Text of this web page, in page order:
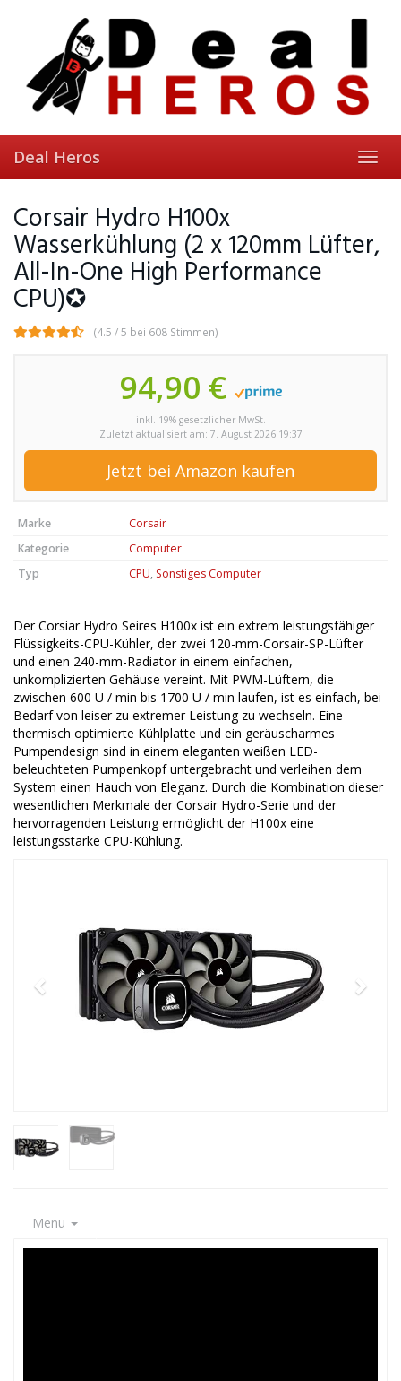
Deal Heros
Corsair Hydro H100x
Wasserkühlung (2 x 120mm Lüfter,
All-In-One High Performance
CPU)✪
(4.5 / 5 bei 608 Stimmen)
94,90 €
inkl. 19% gesetzlicher MwSt.
Zuletzt aktualisiert am: 7. August 2026 19:37
Jetzt bei Amazon kaufen
Marke
Corsair
Kategorie
Computer
Typ
CPU, Sonstiges Computer
Der Corsiar Hydro Seires H100x ist ein extrem leistungsfähiger
Flüssigkeits-CPU-Kühler, der zwei 120-mm-Corsair-SP-Lüfter
und einen 240-mm-Radiator in einem einfachen,
unkomplizierten Gehäuse vereint. Mit PWM-Lüftern, die
zwischen 600 U / min bis 1700 U / min laufen, ist es einfach, bei
Bedarf von leiser zu extremer Leistung zu wechseln. Eine
thermisch optimierte Kühlplatte und ein geräuscharmes
Pumpendesign sind in einem eleganten weißen LED-
beleuchteten Pumpenkopf untergebracht und verleihen dem
System einen Hauch von Eleganz. Durch die Kombination dieser
wesentlichen Merkmale der Corsair Hydro-Serie und der
hervorragenden Leistung ermöglicht der H100x eine
leistungsstarke CPU-Kühlung.
Menu